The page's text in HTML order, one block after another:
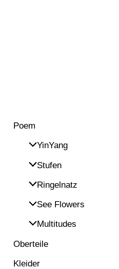
Poem
YinYang
Stufen
Ringelnatz
See Flowers
Multitudes
Oberteile
Kleider